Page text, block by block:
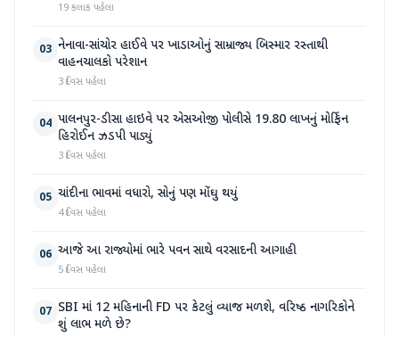
19 કલાક પહેલા
03 નેનાવા-સાંચોર હાઈવે પર ખાડાઓનું સામ્રાજ્ય બિસ્માર રસ્તાથી
વાહનચાલકો પરેશાન
3 દિવસ પહેલા
04 પાલનપુર-ડીસા હાઇવે પર એસઓજી પોલીસે 19.80 લાખનું મોર્ફિન
હિરોઈન ઝડપી પાડ્યું
3 દિવસ પહેલા
05 ચાંદીના ભાવમાં વધારો, સોનું પણ મોંઘુ થયું
4 દિવસ પહેલા
06 આજે આ રાજ્યોમાં ભારે પવન સાથે વરસાદની આગાહી
5 દિવસ પહેલા
07 SBI માં 12 મહિનાની FD પર કેટલું વ્યાજ મળશે, વરિષ્ઠ નાગરિકોને
શું લાભ મળે છે?